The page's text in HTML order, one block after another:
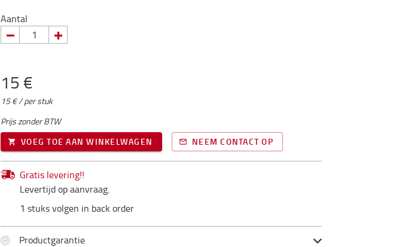
Aantal
15 €
15 € / per stuk
Prijs zonder BTW
VOEG TOE AAN WINKELWAGEN
NEEM CONTACT OP
Gratis levering!!
Levertijd op aanvraag.
1 stuks volgen in back order
Productgarantie